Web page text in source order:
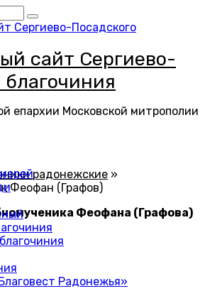
сайт Сергиево-
благочиния
епархии Московской митрополии
Радонежья»
радонежские »
Феофан (Графов)
Феофана (Графова)